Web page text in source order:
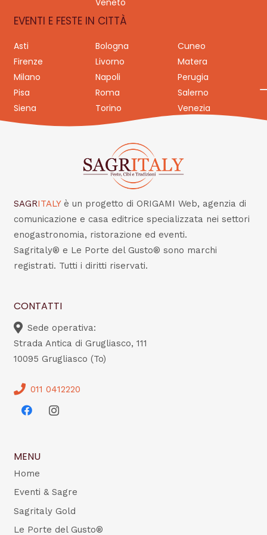
EVENTI E FESTE IN CITTÀ
Asti Bologna
Cuneo
Firenze
Livorno
Matera
Milano
Napoli
Perugia
Pisa
Roma
Salerno
Siena
Torino Venezia
SAGRITALY è un progetto di ORIGAMI Web, agenzia di
comunicazione e casa editrice specializzata nei settori
enogastronomia, ristorazione ed eventi.
Sagritaly® e Le Porte del Gusto® sono marchi
registrati. Tutti i diritti riservati.
CONTATTI
Sede operativa:
Strada Antica di Grugliasco, 111
10095 Grugliasco (To)
011 0412220
MENU
Home
Eventi & Sagre
Sagritaly Gold
Le Porte del Gusto®